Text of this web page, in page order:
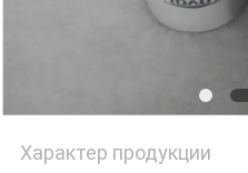
Характер продукции